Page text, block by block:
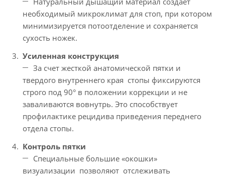
необходимый микроклимат для стоп, при котором
минимизируется потоотделение и сохраняется
сухость ножек.
Усиленная конструкция
За счет жесткой анатомической пятки и
твердого внутреннего края стопы фиксируются
строго под 90° в положении коррекции и не
заваливаются вовнутрь. Это способствует
профилактике рецидива приведения переднего
отдела стопы.
Контроль пятки
Специальные большие «окошки»
визуализации позволяют отслеживать